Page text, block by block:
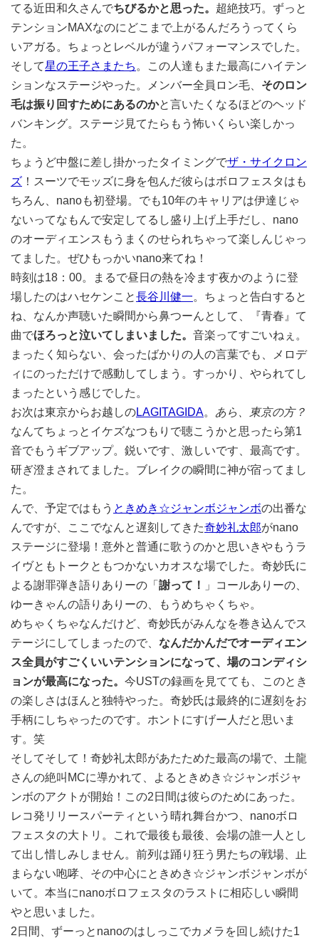
てる近田和久さんでちびるかと思った。 超絶技巧。ずっと
テンションMAXなのにどこまで上がるんだろうってくら
いアガる。ちょっとレベルが違うパフォーマンスでした。
そして星の王子さまたち 。この人達もまた最高にハイテン
ションなステージやった。メンバー全員ロン毛、 そのロン
毛は振り回すためにあるのかと言いたくなるほどのヘッド
バンキング。ステージ見てたらもう怖いくらい楽しかっ
た。
ちょうど中盤に差し掛かったタイミングでザ・サイクロン
ズ ！スーツでモッズに身を包んだ彼らはボロフェスタはも
ちろん、nanoも初登場。でも10年のキャリアは伊達じゃ
ないってなもんで安定してるし盛り上げ上手だし、nano
のオーディエンスもうまくのせられちゃって楽しんじゃっ
てました。ぜひもっかいnano来てね！
時刻は18：00。まるで昼日の熱を冷ます夜かのように登
場したのはハセケンこと長谷川健一。ちょっと告白すると
ね、なんか声聴いた瞬間から鼻つーんとして、『青春』て
曲でほろっと泣いてしまいました。 音楽ってすごいねぇ。
まったく知らない、会ったばかりの人の言葉でも、メロデ
ィにのっただけで感動してしまう。すっかり、やられてし
まったという感じでした。
お次は東京からお越しのLAGITAGIDA。 あら、東京の方？
なんてちょっとイケズなつもりで聴こうかと思ったら第1
音でもうギブアップ。鋭いです、激しいです、最高です。
研ぎ澄まされてました。ブレイクの瞬間に神が宿ってまし
た。
んで、予定ではもう ときめき☆ジャンボジャンボの出番な
んですが、ここでなんと遅刻してきた奇妙礼太郎がnano
ステージに登場！意外と普通に歌うのかと思いきやもうラ
イヴともトークともつかないカオスな場でした。奇妙氏に
よる謝罪弾き語りありーの「 謝って！
」コールありーの、
ゆーきゃんの語りありーの、もうめちゃくちゃ。
めちゃくちゃなんだけど、奇妙氏がみんなを巻き込んでス
テージにしてしまったので、 なんだかんだでオーディエン
ス全員がすごくいいテンションになって、場のコンディシ
ョンが最高になった。 今USTの録画を見てても、このとき
の楽しさはほんと独特やった。奇妙氏は最終的に遅刻をお
手柄にしちゃったのです。ホントにすげー人だと思いま
す。笑
そしてそして！奇妙礼太郎があたためた最高の場で、土龍
さんの絶叫MCに導かれて、よるときめき☆ジャンボジャ
ンボのアクトが開始！この2日間は彼らのためにあった。
レコ発リリースパーティという晴れ舞台かつ、nanoボロ
フェスタの大トリ。これで最後も最後、会場の誰一人とし
て出し惜しみしません。前列は踊り狂う男たちの戦場、止
まらない咆哮、その中心にときめき☆ジャンボジャンボが
いて。本当にnanoボロフェスタのラストに相応しい瞬間
やと思いました。
2日間、ずーっとnanoのはしっこでカメラを回し続けた1